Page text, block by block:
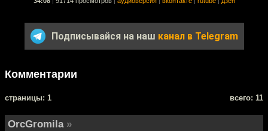
Подписывайся на наш канал в Telegram
Комментарии
cтраницы: 1 всего: 11
OrcGromila »